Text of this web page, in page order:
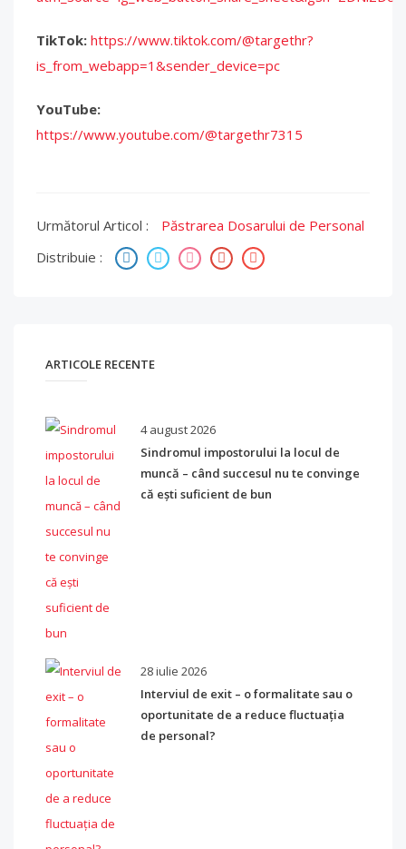
TikTok: https://www.tiktok.com/@targethr?
is_from_webapp=1&sender_device=pc
YouTube:
https://www.youtube.com/@targethr7315
Următorul Articol :
Păstrarea Dosarului de Personal
Distribuie :
ARTICOLE RECENTE
4 august 2026
Sindromul impostorului la locul de
muncă – când succesul nu te convinge
că ești suficient de bun
28 iulie 2026
Interviul de exit – o formalitate sau o
oportunitate de a reduce fluctuația
de personal?